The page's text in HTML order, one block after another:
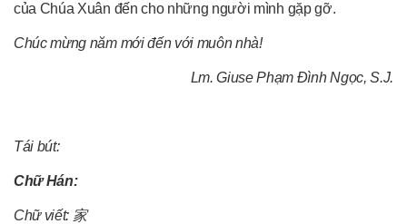
của Chúa Xuân đến cho những người mình gặp gỡ.
Chúc mừng năm mới đến với muôn nhà!
Lm. Giuse Phạm Đình Ngọc, S.J.
Tái bút:
Chữ Hán:
Chữ viết: 家